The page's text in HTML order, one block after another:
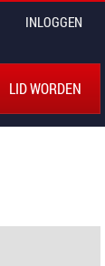
INLOGGEN
LID WORDEN